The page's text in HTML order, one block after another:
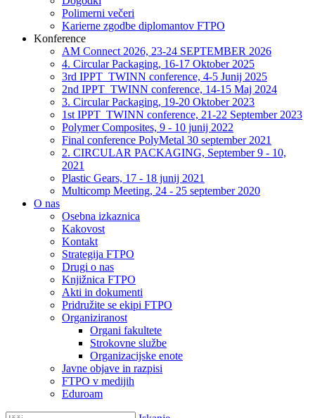
Polimerni večeri
Karierne zgodbe diplomantov FTPO
Konference
AM Connect 2026, 23-24 SEPTEMBER 2026
4. Circular Packaging, 16-17 Oktober 2025
3rd IPPT_TWINN conference, 4-5 Junij 2025
2nd IPPT_TWINN conference, 14-15 Maj 2024
3. Circular Packaging, 19-20 Oktober 2023
1st IPPT_TWINN conference, 21-22 September 2023
Polymer Composites, 9 - 10 junij 2022
Final conference PolyMetal 30 september 2021
2. CIRCULAR PACKAGING, September 9 - 10,
2021
Plastic Gears, 17 - 18 junij 2021
Multicomp Meeting, 24 - 25 september 2020
O nas
Osebna izkaznica
Kakovost
Kontakt
Strategija FTPO
Drugi o nas
Knjižnica FTPO
Akti in dokumenti
Pridružite se ekipi FTPO
Organiziranost
Organi fakultete
Strokovne službe
Organizacijske enote
Javne objave in razpisi
FTPO v medijih
Eduroam